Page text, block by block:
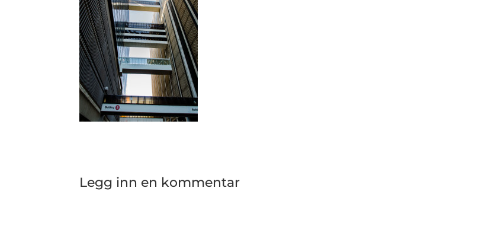
Legg inn en kommentar